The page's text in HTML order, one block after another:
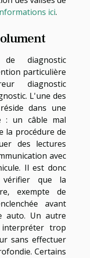
ici.
diagnostic
particulière
diagnostic
L'une des
dans une
: un câble mal
la procédure de
des lectures
avec
Il est donc
vérifier que la
exempte de
avant
auto. Un autre
interpréter trop
sans effectuer
Certains